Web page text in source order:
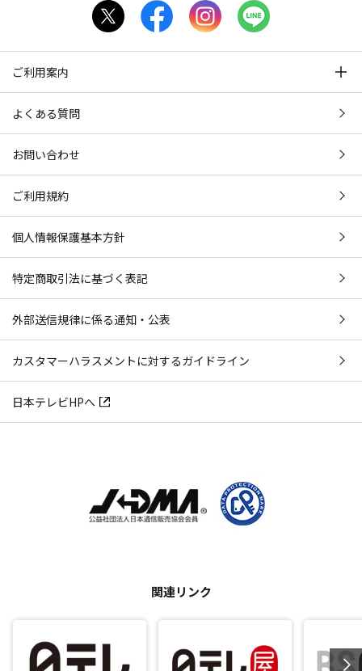
ご利用案内
よくある質問
お問い合わせ
ご利用規約
個人情報保護基本方針
特定商取引法に基づく表記
外部送信規律に係る通知・公表
カスタマーハラスメントに対するガイドライン
日本テレビHPへ
関連リンク